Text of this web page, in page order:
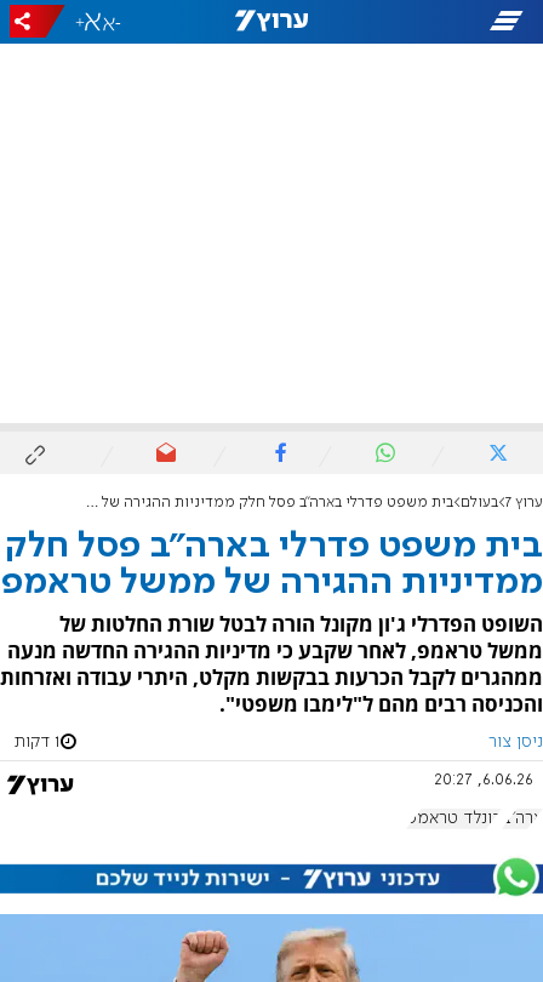
-
+
ערוץ 7 בעולם בית משפט פדרלי בארה"ב פסל חלק ממדיניות ההגירה של ממשל טראמפ
בית משפט פדרלי בארה"ב פסל חלק
ממדיניות ההגירה של ממשל טראמפ
השופט הפדרלי ג'ון מקונל הורה לבטל שורת החלטות של
ממשל טראמפ, לאחר שקבע כי מדיניות ההגירה החדשה מנעה
ממהגרים לקבל הכרעות בבקשות מקלט, היתרי עבודה ואזרחות
והכניסה רבים מהם ל"לימבו משפטי".
ניסן צור 1 דקות
6.06.26, 20:27
ארה"ב דונלד טראמפ